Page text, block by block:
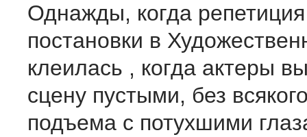
Однажды, когда
постановки в
клеилась , когда актеры
сцену пустыми, без
подъема с потухшими